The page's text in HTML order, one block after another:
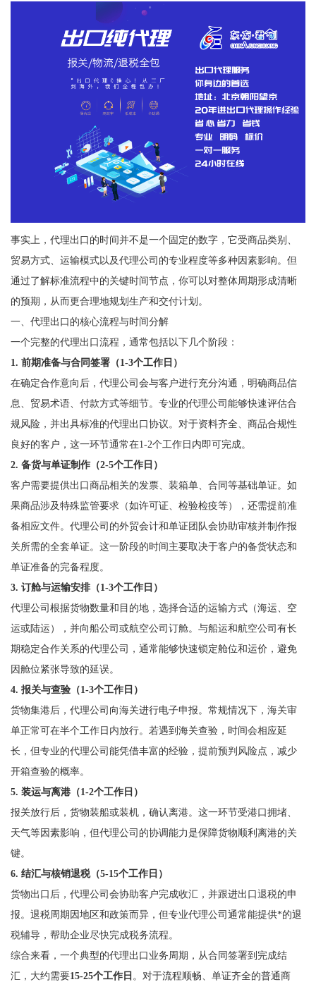
事实上，代理出口的时间并不是一个固定的数字，它受商品类别、
贸易方式、运输模式以及代理公司的专业程度等多种因素影响。但
通过了解标准流程中的关键时间节点，你可以对整体周期形成清晰
的预期，从而更合理地规划生产和交付计划。
一、代理出口的核心流程与时间分解
一个完整的代理出口流程，通常包括以下几个阶段：
1. 前期准备与合同签署（1-3个工作日）
在确定合作意向后，代理公司会与客户进行充分沟通，明确商品信
息、贸易术语、付款方式等细节。专业的代理公司能够快速评估合
规风险，并出具标准的代理出口协议。对于资料齐全、商品合规性
良好的客户，这一环节通常在1-2个工作日内即可完成。
2. 备货与单证制作（2-5个工作日）
客户需要提供出口商品相关的发票、装箱单、合同等基础单证。如
果商品涉及特殊监管要求（如许可证、检验检疫等），还需提前准
备相应文件。代理公司的外贸会计和单证团队会协助审核并制作报
关所需的全套单证。这一阶段的时间主要取决于客户的备货状态和
单证准备的完备程度。
3. 订舱与运输安排（1-3个工作日）
代理公司根据货物数量和目的地，选择合适的运输方式（海运、空
运或陆运），并向船公司或航空公司订舱。与船运和航空公司有长
期稳定合作关系的代理公司，通常能够快速锁定舱位和运价，避免
因舱位紧张导致的延误。
4. 报关与查验（1-3个工作日）
货物集港后，代理公司向海关进行电子申报。常规情况下，海关审
单正常可在半个工作日内放行。若遇到海关查验，时间会相应延
长，但专业的代理公司能凭借丰富的经验，提前预判风险点，减少
开箱查验的概率。
5. 装运与离港（1-2个工作日）
报关放行后，货物装船或装机，确认离港。这一环节受港口拥堵、
天气等因素影响，但代理公司的协调能力是保障货物顺利离港的关
键。
6. 结汇与核销退税（5-15个工作日）
货物出口后，代理公司会协助客户完成收汇，并跟进出口退税的申
报。退税周期因地区和政策而异，但专业代理公司通常能提供*的退
税辅导，帮助企业尽快完成税务流程。
综合来看，一个典型的代理出口业务周期，从合同签署到完成结
汇，大约需要15-25个工作日 。对于流程顺畅、单证齐全的普通商